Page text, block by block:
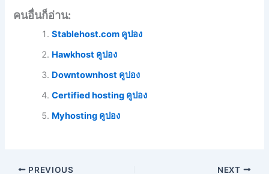
คนอื่นก็อ่าน:
Stablehost.com คูปอง
Hawkhost คูปอง
Downtownhost คูปอง
Certified hosting คูปอง
Myhosting คูปอง
PREVIOUS NEXT